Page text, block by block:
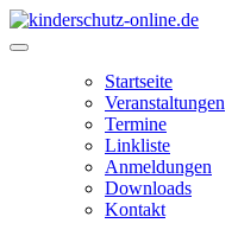
Zum
Inhalt
Main
Startseite
Veranstaltungen
Termine
Linkliste
Anmeldungen
Downloads
Kontakt